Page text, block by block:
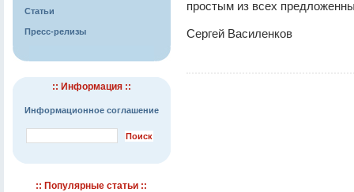
Статьи
Пресс-релизы
:: Информация ::
Информационное соглашение
:: Популярные статьи ::
простым из всех
Сергей Василенков